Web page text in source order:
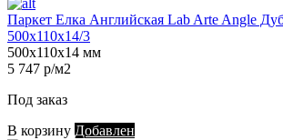
Паркет Елка Английская Lab Arte Angle
500х110х14/3
500х110х14 мм
5 747 р/м2
Под заказ
В корзину Добавлен